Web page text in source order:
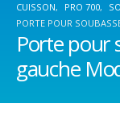
CUISSON, PRO 700,
PORTE POUR
Porte pour
gauche